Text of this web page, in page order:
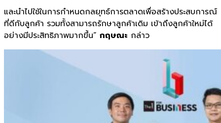
และนำไปใช้ในการกำหนดกลยุทธ์การตลาดเพื่อสร้างประสบการณ์
ที่ดีกับลูกค้า รวมทั้งสามารถรักษาลูกค้าเดิม เข้าถึงลูกค้าใหม่ได้
อย่างมีประสิทธิภาพมากขึ้น” กฤษณะ กล่าว